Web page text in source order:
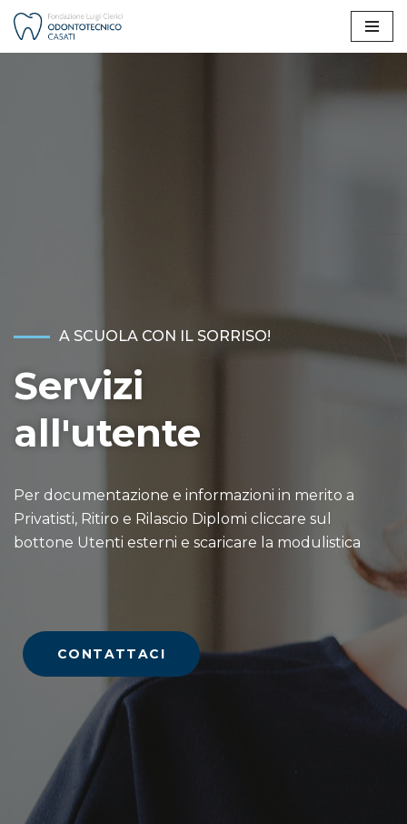
Vai
A SCUOLA CON IL SORRISO!
Servizi
all'utente
Per documentazione e informazioni in merito a
Privatisti, Ritiro e Rilascio Diplomi cliccare sul
bottone Utenti esterni e scaricare la modulistica
CONTATTACI